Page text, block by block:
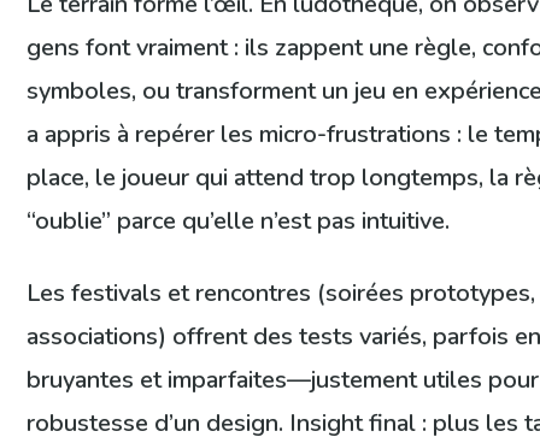
gens font vraiment : ils zappent une règle,
symboles, ou transforment un jeu en
a appris à repérer les micro-frustrations : le
place, le joueur qui attend trop longtemps, la
“oublie” parce qu’elle n’est pas intuitive.
Les festivals et rencontres (soirées prototypes,
associations) offrent des tests variés, parfois
bruyantes et imparfaites—justement utiles
robustesse d’un design. Insight final : plus les